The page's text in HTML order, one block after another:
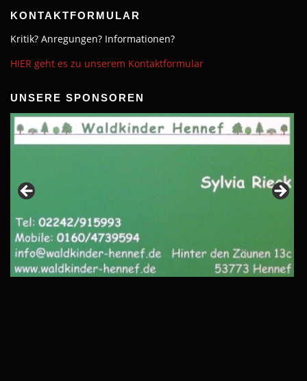
KONTAKTFORMULAR
Kritik? Anregungen? Informationen?
HIER geht es zu unserem Kontaktformular
UNSERE SPONSOREN